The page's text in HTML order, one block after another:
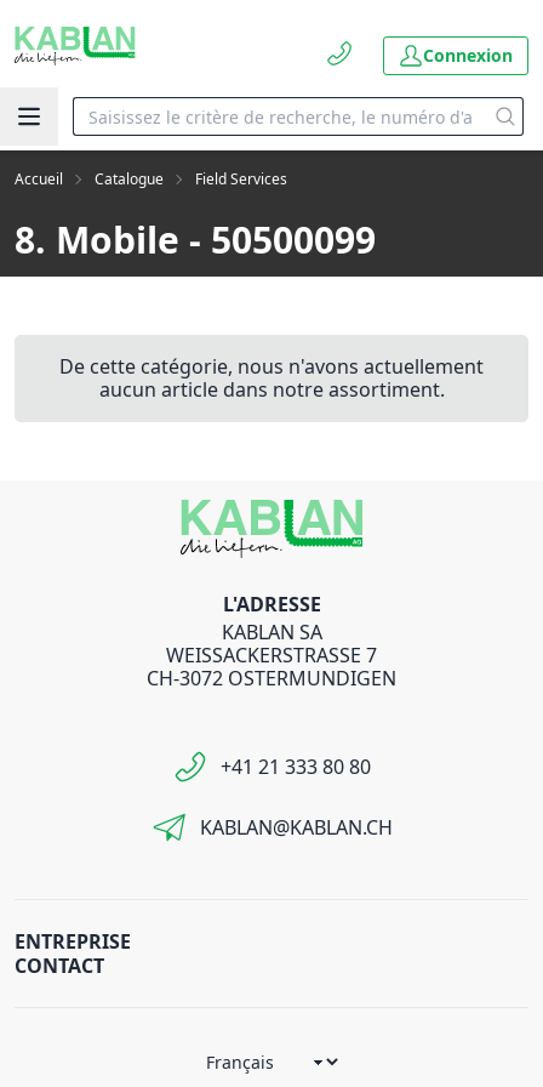
Connexion
Accueil Catalogue Field Services
8. Mobile - 50500099
De cette catégorie, nous n'avons actuellement
aucun article dans notre assortiment.
L'ADRESSE
KABLAN SA
WEISSACKERSTRASSE 7
CH-3072 OSTERMUNDIGEN
+41 21 333 80 80
KABLAN@KABLAN.CH
ENTREPRISE
CONTACT